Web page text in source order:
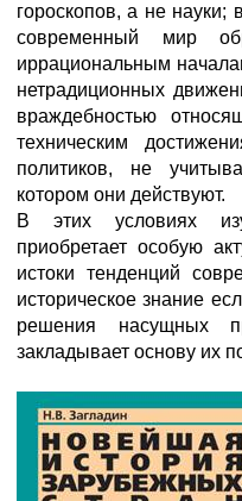
гороскопов, а не науки;
современный мир
иррациональным
нетрадиционных
враждебностью
техническим
политиков, не
котором они действуют.
В этих условиях
приобретает особую
истоки тенденций
историческое знание
решения насущных
закладывает основу их